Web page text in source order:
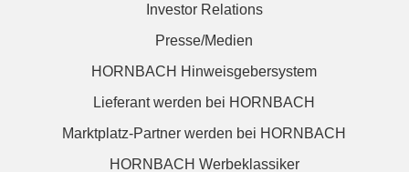
Investor Relations
Presse/Medien
HORNBACH Hinweisgebersystem
Lieferant werden bei HORNBACH
Marktplatz-Partner werden bei HORNBACH
HORNBACH Werbeklassiker